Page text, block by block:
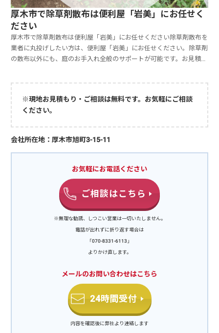
厚木市で除草剤散布は便利屋「岩美」にお任せく
ださい
厚木市で除草剤散布は便利屋「岩美」にお任せください除草剤散布を
業者に丸投げしたい方は、便利屋「岩美」にお任せください。除草剤
の散布以外にも、庭のお手入れ全般のサポートが可能です。お見積も
になっていて困っている」「庭の木が伸びて周囲に影響している」な
どの状況では、除草剤散布が効果的です。除草剤を使用すると、雑草
抜きの負担を抑えられます。しかし、除草剤の効果を得るには、使用
量や範囲、環境などに合わせて適切な方法を検討する必要がありま
す。知識やスキルが不十分な場合、十分な効果を得られないでしょ
う。便利屋「岩美」では、雑草抜きや除草剤散布など、庭の状態を整
えるサポートをいたします。その他ご希望がありましたら、臨機応変
に対応可能です。お気軽にご相談ください。除草剤散布を業者に丸投
げしたい方は、便利屋「岩美」にお任せください。除草剤の散布以外
にも、庭のお手入れ全般のサポートが可能です。お問い合わせはこち
ら＼ ぜひお気軽にご相談ください。相見積もりも大歓迎です！ ／厚
木市の便利屋 岩美（いわみ）電話でお問い合わせメールでお問い合
わせLINEでお問い合わせ※電話が出れずに折り返す場合はこちらの
番号「070-8331-6113」よりかけ直します。庭のメンテナンスを依頼
する際の料金目安便利屋「岩美」では、除草剤散布以外にも様々な庭
のお手入れに対応しています。料金目安は以下の通りです。草むしり
1時間4,400円～草刈り機1時間3,300円～4,400円作業料1名1時間3,300
～木の伐採4,400円～剪定1時間3,300円庭のメンテナンスを依頼した
い方は、お見積もり時に状態やご希望の作業内容などを伝えていただ
けるとスムーズです。除草剤散布は草むしり・草刈り作業が必要とな
る場合があります除草剤の効果を十分に得るには、散布前に草むし
り・草刈りを行い、状態を整える必要があります。便利屋「岩美」で
は、草むしり・草刈りから除草剤散布まで全て対応するのでスムーズ
※現地お見積もり・ご相談は無料です。お気軽にご相談
ください。
会社所在地：厚木市旭町3-15-11
お気軽にお電話ください
ご相談はこちら
※無理な勧誘、しつこい営業は一切いたしません。
電話が出れずに折り返す場合は
「070-8331-6113」
よりかけ直します。
メールのお問い合わせはこちら
24時間受付
内容を確認後に弊社より連絡します